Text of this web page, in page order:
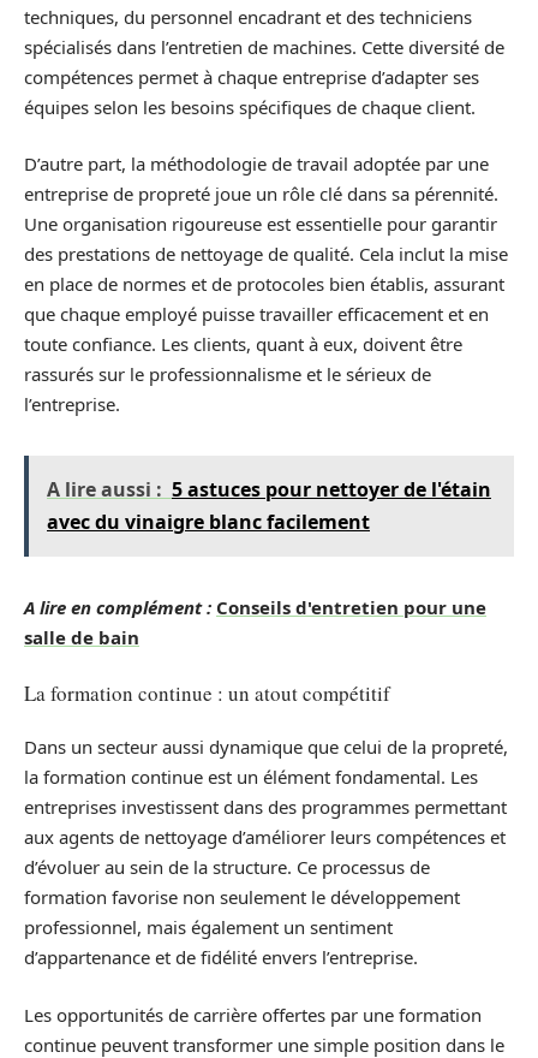
techniques, du personnel encadrant et des techniciens
spécialisés dans l’entretien de machines. Cette diversité de
compétences permet à chaque entreprise d’adapter ses
équipes selon les besoins spécifiques de chaque client.
D’autre part, la méthodologie de travail adoptée par une
entreprise de propreté joue un rôle clé dans sa pérennité.
Une organisation rigoureuse est essentielle pour garantir
des prestations de nettoyage de qualité. Cela inclut la mise
en place de normes et de protocoles bien établis, assurant
que chaque employé puisse travailler efficacement et en
toute confiance. Les clients, quant à eux, doivent être
rassurés sur le professionnalisme et le sérieux de
l’entreprise.
A lire aussi : 5 astuces pour nettoyer de l'étain
avec du vinaigre blanc facilement
A lire en complément : Conseils d'entretien pour une
salle de bain
La formation continue : un atout compétitif
Dans un secteur aussi dynamique que celui de la propreté,
la formation continue est un élément fondamental. Les
entreprises investissent dans des programmes permettant
aux agents de nettoyage d’améliorer leurs compétences et
d’évoluer au sein de la structure. Ce processus de
formation favorise non seulement le développement
professionnel, mais également un sentiment
d’appartenance et de fidélité envers l’entreprise.
Les opportunités de carrière offertes par une formation
continue peuvent transformer une simple position dans le